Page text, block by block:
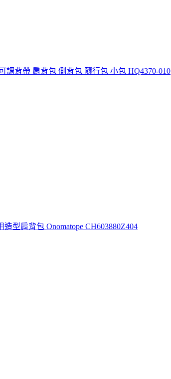
調背帶 肩背包 側背包 隨行包 小包 HQ4370-010
造型肩背包 Onomatope CH603880Z404